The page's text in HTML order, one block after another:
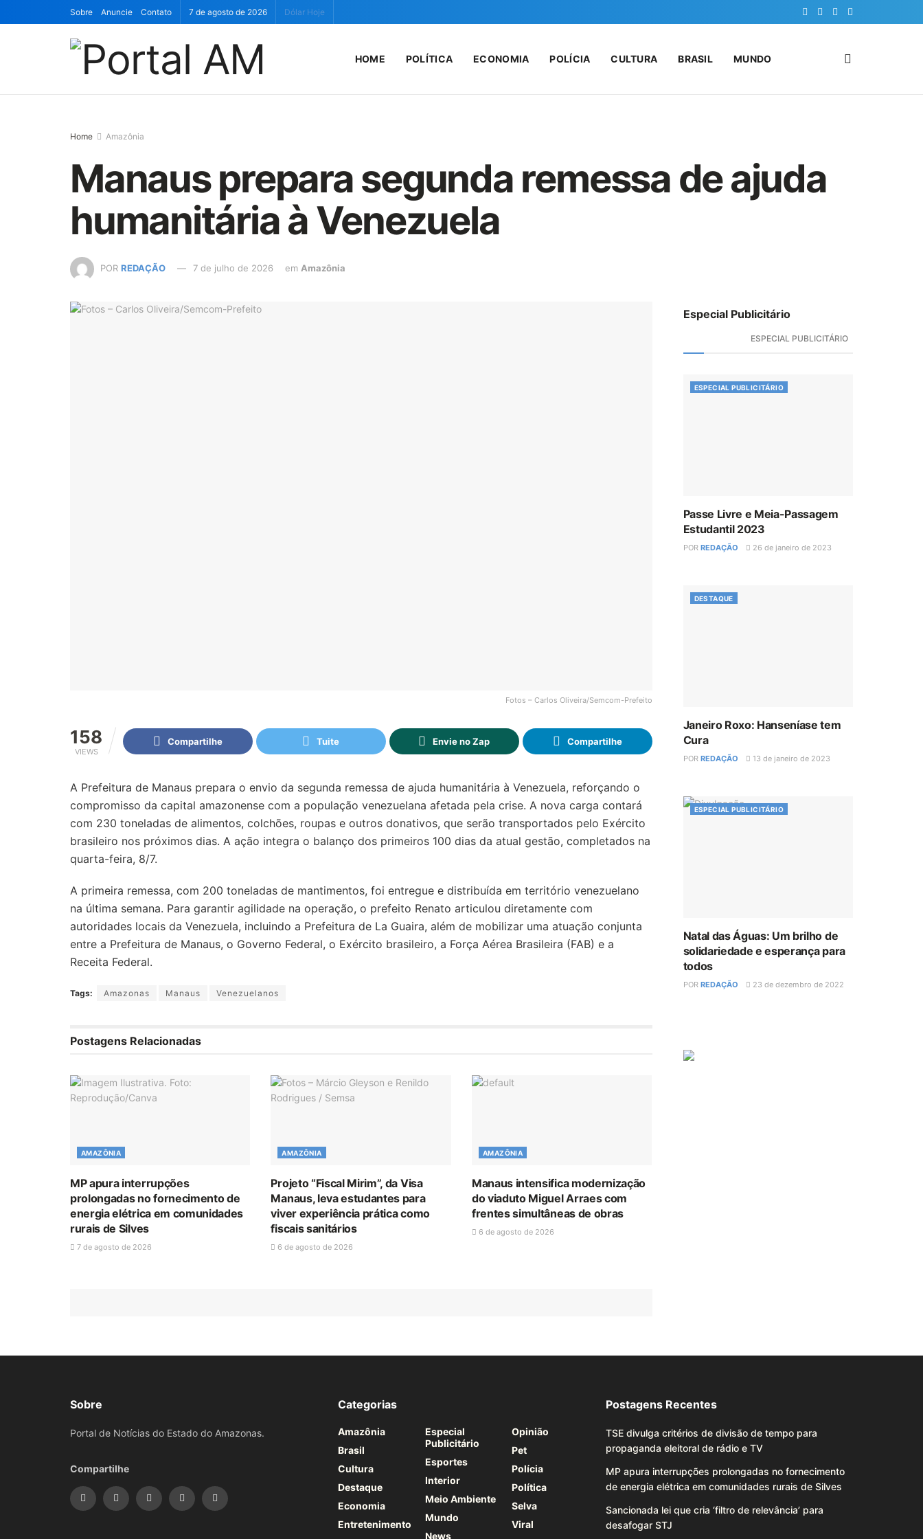
Sobre Anuncie Contato 7 de agosto de 2026 Dólar Hoje
HOME POLÍTICA ECONOMIA POLÍCIA CULTURA BRASIL MUNDO
Home Amazônia
Manaus prepara segunda remessa de ajuda
humanitária à Venezuela
POR REDAÇÃO 7 de julho de 2026 em Amazônia
Fotos – Carlos Oliveira/Semcom-Prefeito
158
VIEWS
Compartilhe Tuite Envie no Zap Compartilhe
A Prefeitura de Manaus prepara o envio da segunda remessa de ajuda humanitária à Venezuela, reforçando o
compromisso da capital amazonense com a população venezuelana afetada pela crise. A nova carga contará
com 230 toneladas de alimentos, colchões, roupas e outros donativos, que serão transportados pelo Exército
brasileiro nos próximos dias. A ação integra o balanço dos primeiros 100 dias da atual gestão, completados na
quarta-feira, 8/7.
A primeira remessa, com 200 toneladas de mantimentos, foi entregue e distribuída em território venezuelano
na última semana. Para garantir agilidade na operação, o prefeito Renato articulou diretamente com
autoridades locais da Venezuela, incluindo a Prefeitura de La Guaira, além de mobilizar uma atuação conjunta
entre a Prefeitura de Manaus, o Governo Federal, o Exército brasileiro, a Força Aérea Brasileira (FAB) e a
Receita Federal.
Tags: Amazonas Manaus Venezuelanos
Postagens Relacionadas
AMAZÔNIA
MP apura interrupções
prolongadas no fornecimento de
energia elétrica em comunidades
rurais de Silves
7 de agosto de 2026
AMAZÔNIA
Projeto “Fiscal Mirim”, da Visa
Manaus, leva estudantes para
viver experiência prática como
fiscais sanitários
6 de agosto de 2026
AMAZÔNIA
Manaus intensifica modernização
do viaduto Miguel Arraes com
frentes simultâneas de obras
6 de agosto de 2026
Especial Publicitário
ESPECIAL PUBLICITÁRIO
ESPECIAL PUBLICITÁRIO
Passe Livre e Meia-Passagem
Estudantil 2023
POR REDAÇÃO 26 de janeiro de 2023
DESTAQUE
Janeiro Roxo: Hanseníase tem
Cura
POR REDAÇÃO 13 de janeiro de 2023
ESPECIAL PUBLICITÁRIO
Natal das Águas: Um brilho de
solidariedade e esperança para
todos
POR REDAÇÃO 23 de dezembro de 2022
Sobre
Portal de Notícias do Estado do Amazonas.
Compartilhe
Categorias
Amazônia
Brasil
Cultura
Destaque
Economia
Entretenimento
Especial
Publicitário
Esportes
Interior
Meio Ambiente
Mundo
News
Opinião
Pet
Polícia
Política
Selva
Viral
Postagens Recentes
TSE divulga critérios de divisão de tempo para
propaganda eleitoral de rádio e TV
MP apura interrupções prolongadas no fornecimento
de energia elétrica em comunidades rurais de Silves
Sancionada lei que cria ‘filtro de relevância’ para
desafogar STJ